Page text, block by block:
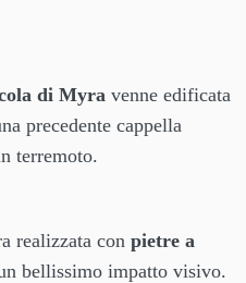
di Myra venne edificata
precedente cappella
terremoto.
realizzata con pietre a
bellissimo impatto visivo.